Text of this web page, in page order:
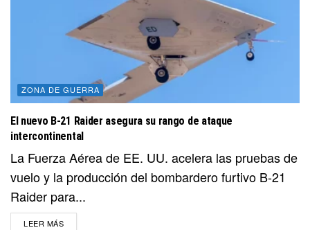
ZONA DE GUERRA
El nuevo B-21 Raider asegura su rango de ataque
intercontinental
La Fuerza Aérea de EE. UU. acelera las pruebas de
vuelo y la producción del bombardero furtivo B-21
Raider para...
LEER MÁSDETAILS